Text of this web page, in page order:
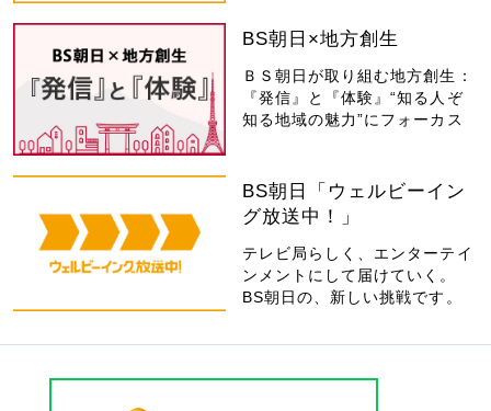
BS朝日×地方創生
ＢＳ朝日が取り組む地方創生：
『発信』と『体験』“知る人ぞ
知る地域の魅力”にフォーカス
BS朝日「ウェルビーイン
グ放送中！」
テレビ局らしく、エンターテイ
ンメントにして届けていく。
BS朝日の、新しい挑戦です。